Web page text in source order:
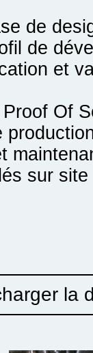
de
de
et
Of
sur
la